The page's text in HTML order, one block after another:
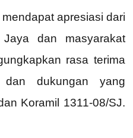
apresiasi dari
dan masyarakat
rasa terima
dukungan yang
Koramil 1311-08/SJ.